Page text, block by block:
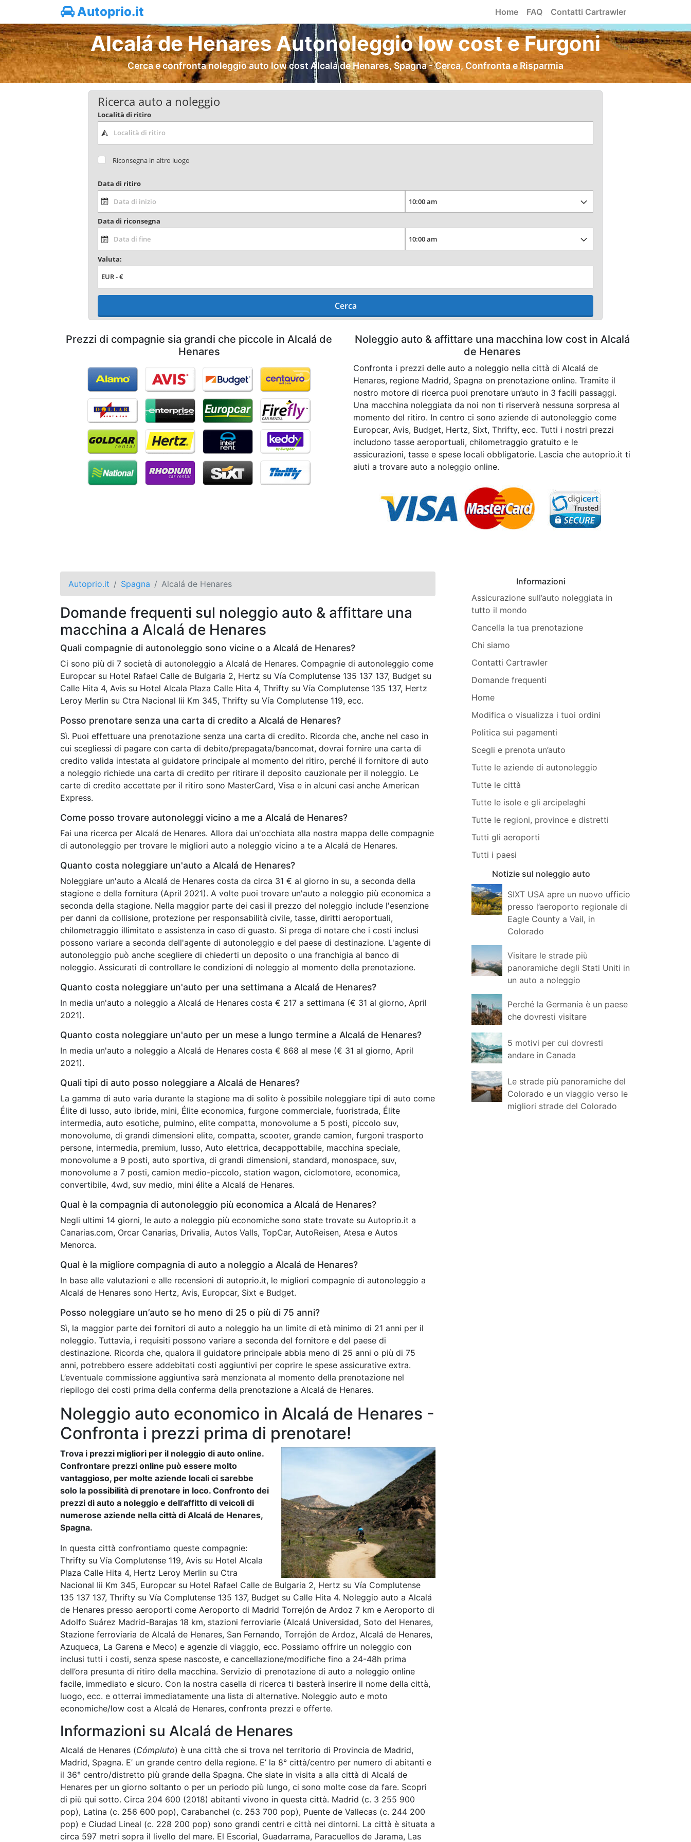
Autoprio.it Home FAQ Contatti Cartrawler
Alcalá de Henares Autonoleggio low cost e Furgoni
Cerca e confronta noleggio auto low cost Alcalá de Henares, Spagna - Cerca, Confronta e Risparmia
Ricerca auto a noleggio
Località di ritiro
Riconsegna in altro luogo
Data di ritiro
Data di riconsegna
Valuta:
Cerca
Prezzi di compagnie sia grandi che piccole in Alcalá de
Henares
Noleggio auto & affittare una macchina low cost in Alcalá
de Henares
Confronta i prezzi delle auto a noleggio nella città di Alcalá de
Henares, regione Madrid, Spagna on prenotazione online. Tramite il
nostro motore di ricerca puoi prenotare un’auto in 3 facili passaggi.
Una macchina noleggiata da noi non ti riserverà nessuna sorpresa al
momento del ritiro. In centro ci sono aziende di autonoleggio come
Europcar, Avis, Budget, Hertz, Sixt, Thrifty, ecc. Tutti i nostri prezzi
includono tasse aeroportuali, chilometraggio gratuito e le
assicurazioni, tasse e spese locali obbligatorie. Lascia che autoprio.it ti
aiuti a trovare auto a noleggio online.
Autoprio.it Spagna Alcalá de Henares
Domande frequenti sul noleggio auto & affittare una
macchina a Alcalá de Henares
Quali compagnie di autonoleggio sono vicine o a Alcalá de Henares?
Ci sono più di 7 società di autonoleggio a Alcalá de Henares. Compagnie di autonoleggio come
Europcar su Hotel Rafael Calle de Bulgaria 2, Hertz su Vía Complutense 135 137 137, Budget su
Calle Hita 4, Avis su Hotel Alcala Plaza Calle Hita 4, Thrifty su Vía Complutense 135 137, Hertz
Leroy Merlin su Ctra Nacional Iii Km 345, Thrifty su Vía Complutense 119, ecc.
Posso prenotare senza una carta di credito a Alcalá de Henares?
Sì. Puoi effettuare una prenotazione senza una carta di credito. Ricorda che, anche nel caso in
cui scegliessi di pagare con carta di debito/prepagata/bancomat, dovrai fornire una carta di
credito valida intestata al guidatore principale al momento del ritiro, perché il fornitore di auto
a noleggio richiede una carta di credito per ritirare il deposito cauzionale per il noleggio. Le
carte di credito accettate per il ritiro sono MasterCard, Visa e in alcuni casi anche American
Express.
Come posso trovare autonoleggi vicino a me a Alcalá de Henares?
Fai una ricerca per Alcalá de Henares. Allora dai un'occhiata alla nostra mappa delle compagnie
di autonoleggio per trovare le migliori auto a noleggio vicino a te a Alcalá de Henares.
Quanto costa noleggiare un'auto a Alcalá de Henares?
Noleggiare un'auto a Alcalá de Henares costa da circa 31 € al giorno in su, a seconda della
stagione e della fornitura (April 2021). A volte puoi trovare un'auto a noleggio più economica a
seconda della stagione. Nella maggior parte dei casi il prezzo del noleggio include l'esenzione
per danni da collisione, protezione per responsabilità civile, tasse, diritti aeroportuali,
chilometraggio illimitato e assistenza in caso di guasto. Si prega di notare che i costi inclusi
possono variare a seconda dell'agente di autonoleggio e del paese di destinazione. L'agente di
autonoleggio può anche scegliere di chiederti un deposito o una franchigia al banco di
noleggio. Assicurati di controllare le condizioni di noleggio al momento della prenotazione.
Quanto costa noleggiare un'auto per una settimana a Alcalá de Henares?
In media un'auto a noleggio a Alcalá de Henares costa € 217 a settimana (€ 31 al giorno, April
2021).
Quanto costa noleggiare un'auto per un mese a lungo termine a Alcalá de Henares?
In media un'auto a noleggio a Alcalá de Henares costa € 868 al mese (€ 31 al giorno, April
2021).
Quali tipi di auto posso noleggiare a Alcalá de Henares?
La gamma di auto varia durante la stagione ma di solito è possibile noleggiare tipi di auto come
Élite di lusso, auto ibride, mini, Élite economica, furgone commerciale, fuoristrada, Élite
intermedia, auto esotiche, pulmino, elite compatta, monovolume a 5 posti, piccolo suv,
monovolume, di grandi dimensioni elite, compatta, scooter, grande camion, furgoni trasporto
persone, intermedia, premium, lusso, Auto elettrica, decappottabile, macchina speciale,
monovolume a 9 posti, auto sportiva, di grandi dimensioni, standard, monospace, suv,
monovolume a 7 posti, camion medio-piccolo, station wagon, ciclomotore, economica,
convertibile, 4wd, suv medio, mini élite a Alcalá de Henares.
Qual è la compagnia di autonoleggio più economica a Alcalá de Henares?
Negli ultimi 14 giorni, le auto a noleggio più economiche sono state trovate su Autoprio.it a
Canarias.com, Orcar Canarias, Drivalia, Autos Valls, TopCar, AutoReisen, Atesa e Autos
Menorca.
Qual è la migliore compagnia di auto a noleggio a Alcalá de Henares?
In base alle valutazioni e alle recensioni di autoprio.it, le migliori compagnie di autonoleggio a
Alcalá de Henares sono Hertz, Avis, Europcar, Sixt e Budget.
Posso noleggiare un’auto se ho meno di 25 o più di 75 anni?
Sì, la maggior parte dei fornitori di auto a noleggio ha un limite di età minimo di 21 anni per il
noleggio. Tuttavia, i requisiti possono variare a seconda del fornitore e del paese di
destinazione. Ricorda che, qualora il guidatore principale abbia meno di 25 anni o più di 75
anni, potrebbero essere addebitati costi aggiuntivi per coprire le spese assicurative extra.
L’eventuale commissione aggiuntiva sarà menzionata al momento della prenotazione nel
riepilogo dei costi prima della conferma della prenotazione a Alcalá de Henares.
Noleggio auto economico in Alcalá de Henares -
Confronta i prezzi prima di prenotare!
Trova i prezzi migliori per il noleggio di auto online.
Confrontare prezzi online può essere molto
vantaggioso, per molte aziende locali ci sarebbe
solo la possibilità di prenotare in loco. Confronto dei
prezzi di auto a noleggio e dell’affitto di veicoli di
numerose aziende nella città di Alcalá de Henares,
Spagna.
In questa città confrontiamo queste compagnie:
Thrifty su Vía Complutense 119, Avis su Hotel Alcala
Plaza Calle Hita 4, Hertz Leroy Merlin su Ctra
Nacional Iii Km 345, Europcar su Hotel Rafael Calle de Bulgaria 2, Hertz su Vía Complutense
135 137 137, Thrifty su Vía Complutense 135 137, Budget su Calle Hita 4. Noleggio auto a Alcalá
de Henares presso aeroporti come Aeroporto di Madrid Torrejón de Ardoz 7 km e Aeroporto di
Adolfo Suárez Madrid-Barajas 18 km, stazioni ferroviarie (Alcalá Universidad, Soto del Henares,
Stazione ferroviaria de Alcalá de Henares, San Fernando, Torrejón de Ardoz, Alcalá de Henares,
Azuqueca, La Garena e Meco) e agenzie di viaggio, ecc. Possiamo offrire un noleggio con
inclusi tutti i costi, senza spese nascoste, e cancellazione/modifiche fino a 24-48h prima
dell’ora presunta di ritiro della macchina. Servizio di prenotazione di auto a noleggio online
facile, immediato e sicuro. Con la nostra casella di ricerca ti basterà inserire il nome della città,
luogo, ecc. e otterrai immediatamente una lista di alternative. Noleggio auto e moto
economiche/low cost a Alcalá de Henares, confronta prezzi e offerte.
Informazioni su Alcalá de Henares
Alcalá de Henares (Cómpluto) è una città che si trova nel territorio di Provincia de Madrid,
Madrid, Spagna. E’ un grande centro della regione. E’ la 8° città/centro per numero di abitanti e
il 36° centro/distretto più grande della Spagna. Che siate in visita a alla città di Alcalá de
Henares per un giorno soltanto o per un periodo più lungo, ci sono molte cose da fare. Scopri
di più qui sotto. Circa 204 600 (2018) abitanti vivono in questa città. Madrid (c. 3 255 900
pop), Latina (c. 256 600 pop), Carabanchel (c. 253 700 pop), Puente de Vallecas (c. 244 200
pop) e Ciudad Lineal (c. 228 200 pop) sono grandi centri e città nei dintorni. La città è situata a
circa 597 metri sopra il livello del mare. El Escorial, Guadarrama, Paracuellos de Jarama, Las
Informazioni
Assicurazione sull’auto noleggiata in
tutto il mondo
Cancella la tua prenotazione
Chi siamo
Contatti Cartrawler
Domande frequenti
Home
Modifica o visualizza i tuoi ordini
Politica sui pagamenti
Scegli e prenota un’auto
Tutte le aziende di autonoleggio
Tutte le città
Tutte le isole e gli arcipelaghi
Tutte le regioni, province e distretti
Tutti gli aeroporti
Tutti i paesi
Notizie sul noleggio auto
SIXT USA apre un nuovo ufficio
presso l’aeroporto regionale di
Eagle County a Vail, in
Colorado
Visitare le strade più
panoramiche degli Stati Uniti in
un auto a noleggio
Perché la Germania è un paese
che dovresti visitare
5 motivi per cui dovresti
andare in Canada
Le strade più panoramiche del
Colorado e un viaggio verso le
migliori strade del Colorado